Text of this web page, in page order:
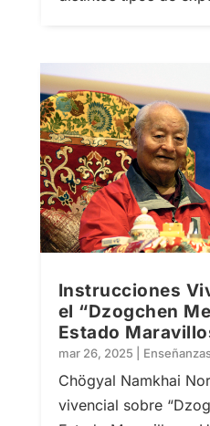
Instrucciones
el “Dzogchen
Estado
mar 26, 2025
Chögyal Namkhai
vivencial sobre